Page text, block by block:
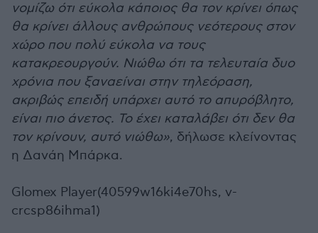
νομίζω ότι εύκολα κάποιος θα τον κρίνει όπως
θα κρίνει άλλους ανθρώπους νεότερους στον
χώρο που πολύ εύκολα να τους
κατακρεουργούν. Νιώθω ότι τα τελευταία δυο
χρόνια που ξαναείναι στην τηλεόραση,
ακριβώς επειδή υπάρχει αυτό το απυρόβλητο,
είναι πιο άνετος. Το έχει καταλάβει ότι δεν θα
τον κρίνουν, αυτό νιώθω», δήλωσε κλείνοντας
η Δανάη Μπάρκα.
Glomex Player(40599w16ki4e70hs, v-
crcsp86ihma1)